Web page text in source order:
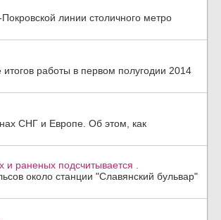
линии столичного метро
работы в первом полугодии 2014
СНГ и Европе. Об этом, как
раненых подсчитывается .
около станции "Славянский бульвар"